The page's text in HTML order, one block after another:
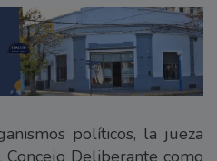
políticos, la jueza